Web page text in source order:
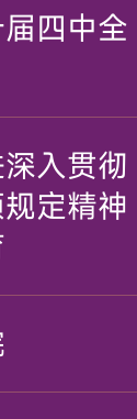
四中全
入贯彻
定精神